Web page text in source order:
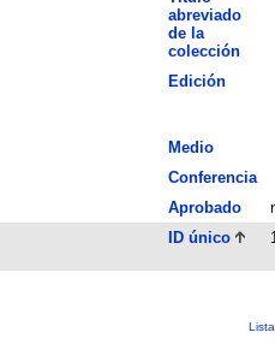
abreviado
de la
colección
Edición
Medio
Conferencia
Aprobado
ID único
Lista